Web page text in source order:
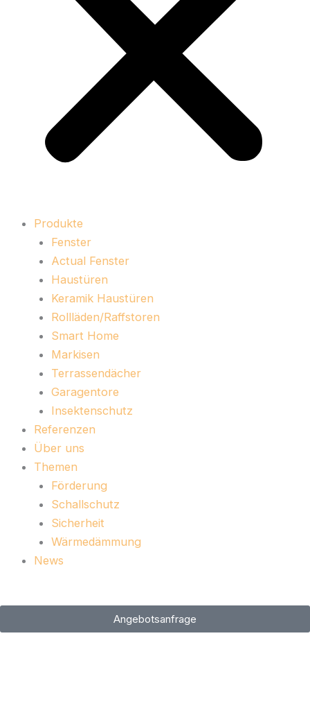
Produkte
Fenster
Actual Fenster
Haustüren
Keramik Haustüren
Rollläden/Raffstoren
Smart Home
Markisen
Terrassendächer
Garagentore
Insektenschutz
Referenzen
Über uns
Themen
Förderung
Schallschutz
Sicherheit
Wärmedämmung
News
Angebotsanfrage